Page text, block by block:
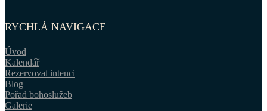
RYCHLÁ NAVIGACE
Úvod
Kalendář
Rezervovat intenci
Blog
Pořad bohoslužeb
Galerie